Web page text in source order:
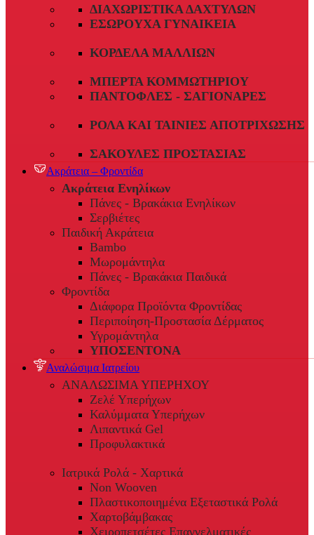
ΔΙΑΧΩΡΙΣΤΙΚΆ ΔΑΧΤΎΛΩΝ
ΕΣΏΡΟΥΧΑ ΓΥΝΑΙΚΕΊΑ
ΚΟΡΔΈΛΑ ΜΑΛΛΙΏΝ
ΜΠΈΡΤΑ ΚΟΜΜΩΤΗΡΊΟΥ
ΠΑΝΤΌΦΛΕΣ - ΣΑΓΙΟΝΆΡΕΣ
ΡΟΛΆ ΚΑΙ ΤΑΙΝΊΕΣ ΑΠΟΤΡΊΧΩΣΗΣ
ΣΑΚΟΎΛΕΣ ΠΡΟΣΤΑΣΊΑΣ
Ακράτεια – Φροντίδα
Ακράτεια Ενηλίκων
Πάνες - Βρακάκια Ενηλίκων
Σερβιέτες
Παιδική Ακράτεια
Bambo
Μωρομάντηλα
Πάνες - Βρακάκια Παιδικά
Φροντίδα
Διάφορα Προϊόντα Φροντίδας
Περιποίηση-Προστασία Δέρματος
Υγρομάντηλα
ΥΠΟΣΕΝΤΟΝΑ
Αναλώσιμα Ιατρείου
ΑΝΑΛΩΣΙΜΑ ΥΠΕΡΗΧΟΥ
Ζελέ Υπερήχων
Καλύμματα Υπερήχων
Λιπαντικά Gel
Προφυλακτικά
Ιατρικά Ρολά - Χαρτικά
Non Wooven
Πλαστικοποιημένα Εξεταστικά Ρολά
Χαρτοβάμβακας
Χειροπετσέτες Επαγγελματικές